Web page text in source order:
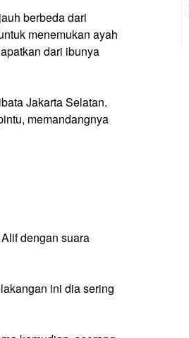
berbeda dari
menemukan ayah
dari ibunya
Jakarta Selatan.
memandangnya
dengan suara
ini dia sering